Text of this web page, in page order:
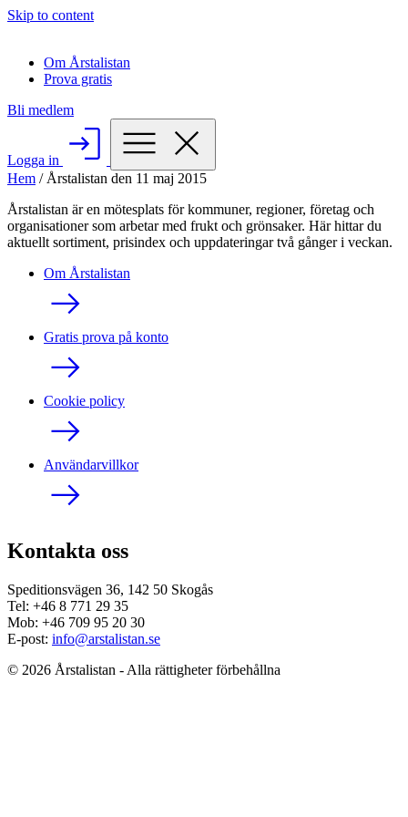
Skip to content
Om Årstalistan
Prova gratis
Bli medlem
Logga in
Hem / Årstalistan den 11 maj 2015
Årstalistan är en mötesplats för kommuner, regioner, företag och
organisationer som arbetar med frukt och grönsaker. Här hittar du
aktuellt sortiment, prisindex och uppdateringar två gånger i veckan.
Om Årstalistan
Gratis prova på konto
Cookie policy
Användarvillkor
Kontakta oss
Speditionsvägen 36, 142 50 Skogås
Tel: +46 8 771 29 35
Mob: +46 709 95 20 30
E-post: info@arstalistan.se
© 2026 Årstalistan - Alla rättigheter förbehållna